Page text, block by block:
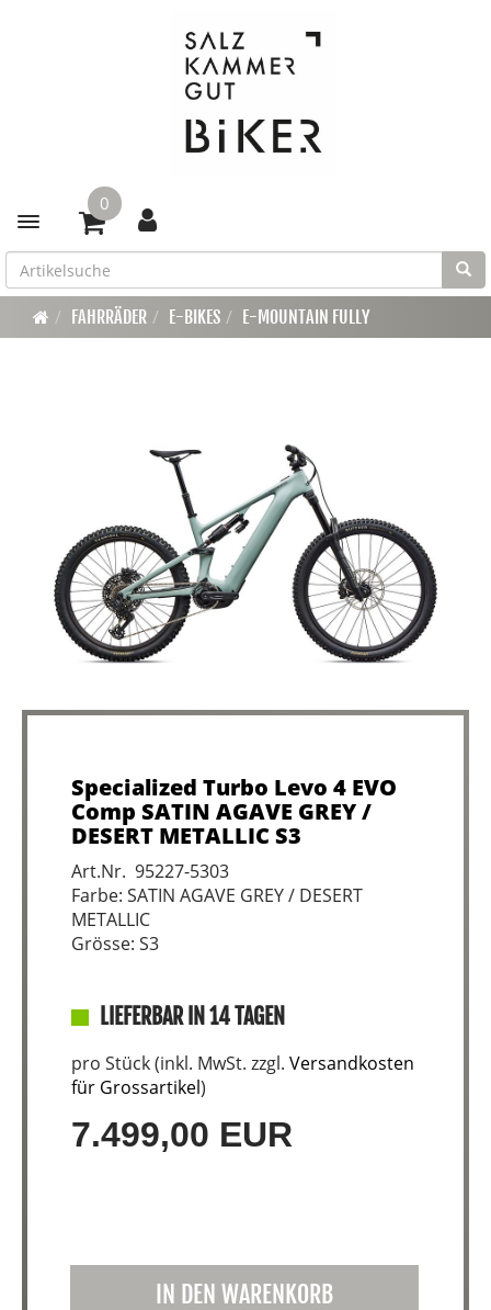
Toggle navigation
0
FAHRRÄDER E-BIKES E-MOUNTAIN FULLY
Specialized Turbo Levo 4 EVO
Comp SATIN AGAVE GREY /
DESERT METALLIC S3
Art.Nr. 95227-5303
Farbe: SATIN AGAVE GREY / DESERT
METALLIC
Grösse: S3
LIEFERBAR IN 14 TAGEN
pro Stück (inkl. MwSt. zzgl. Versandkosten
für Grossartikel)
7.499,00 EUR
IN DEN WARENKORB